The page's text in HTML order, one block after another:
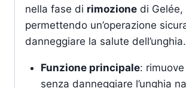
nella fase di rimozione di Gelée,
permettendo un’operazione
danneggiare la salute dell’unghia.
Funzione principale: rimuove
senza danneggiare l’unghia